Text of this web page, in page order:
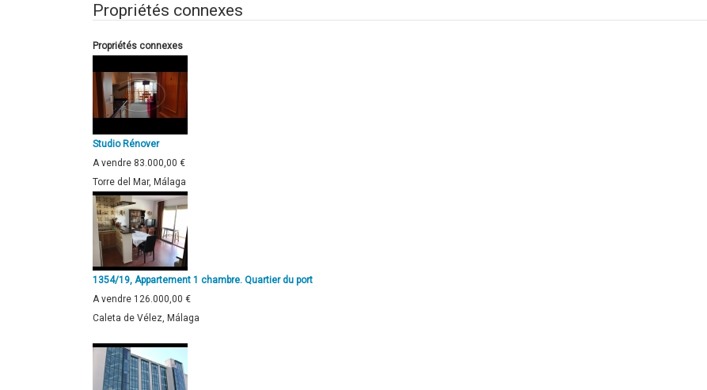
Propriétés connexes
Propriétés connexes
Studio Rénover
A vendre 83.000,00 €
Torre del Mar, Málaga
1354/19, Appartement 1 chambre. Quartier du port
A vendre 126.000,00 €
Caleta de Vélez, Málaga